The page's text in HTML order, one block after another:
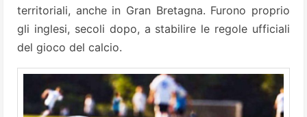
territoriali, anche in Gran Bretagna. Furono proprio
gli inglesi, secoli dopo, a stabilire le regole ufficiali
del gioco del calcio.